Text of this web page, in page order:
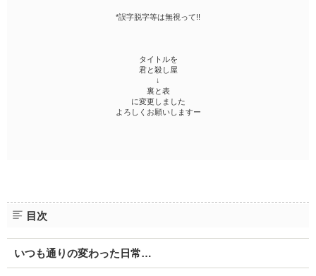
*誤字脱字等は無視って!!
タイトルを
君と殺し屋
↓
裏と表
に変更しました
よろしくお願いしますー
目次
いつも通りの変わった日常…